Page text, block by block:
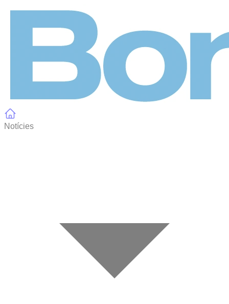
Notícies